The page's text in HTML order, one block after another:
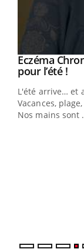
Youtube
Eczéma
pour l’été !
L'été arrive… et
Vacances,
Nos mains sont